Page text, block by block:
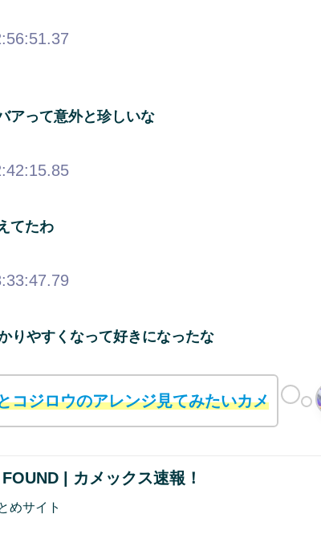
アって意外と珍しいな
てたわ
りやすくなって好きになったな
コジロウのアレンジ見てみたいカメ
| カメックス速報！
めサイト